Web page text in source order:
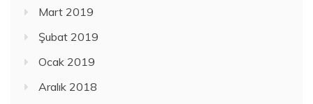
Mart 2019
Şubat 2019
Ocak 2019
Aralık 2018